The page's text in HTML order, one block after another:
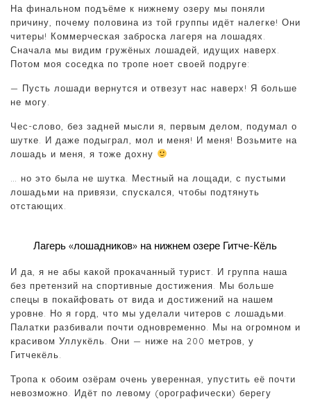
На финальном подъёме к нижнему озеру мы поняли
причину, почему половина из той группы идёт налегке! Они
читеры! Коммерческая заброска лагеря на лошадях.
Сначала мы видим гружёных лошадей, идущих наверх.
Потом моя соседка по тропе ноет своей подруге:
— Пусть лошади вернутся и отвезут нас наверх! Я больше
не могу.
Чес-слово, без задней мысли я, первым делом, подумал о
шутке. И даже подыграл, мол и меня! И меня! Возьмите на
лошадь и меня, я тоже дохну
… но это была не шутка. Местный на лощади, с пустыми
лошадьми на привязи, спускался, чтобы подтянуть
отстающих.
Лагерь «лошадников» на нижнем озере Гитче-Кёль
И да, я не абы какой прокачанный турист. И группа наша
без претензий на спортивные достижения. Мы больше
спецы в покайфовать от вида и достижений на нашем
уровне. Но я горд, что мы уделали читеров с лошадьми.
Палатки разбивали почти одновременно. Мы на огромном и
красивом Уллукёль. Они — ниже на 200 метров, у
Гитчекёль.
Тропа к обоим озёрам очень уверенная, упустить её почти
невозможно. Идёт по левому (орографически) берегу